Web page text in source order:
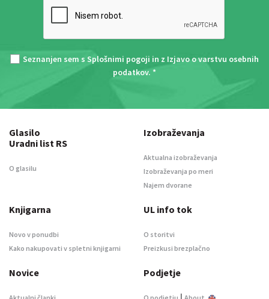
Seznanjen sem s Splošnimi pogoji in z Izjavo o varstvu osebnih
podatkov. *
Glasilo
Uradni list RS
O glasilu
Izobraževanja
Aktualna izobraževanja
Izobraževanja po meri
Najem dvorane
Knjigarna
Novo v ponudbi
Kako nakupovati v spletni knjigarni
UL info tok
O storitvi
Preizkusi brezplačno
Novice Podjetje